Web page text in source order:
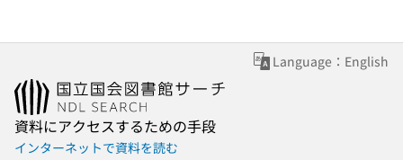
Language：English
資料にアクセスするための手段
インターネットで資料を読む